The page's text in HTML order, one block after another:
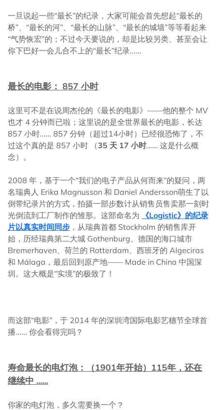
一旦说起一些“最长”的纪录，大家可能会首先想起“最长的
桥”、“最长的河”、“最长的山脉”、“最长的城墙”等等看起来
“气势恢宏”的；不过今天要说的，却是比较另类、甚至会让
你下巴好一会儿合不上的“最长”纪录......
最长的电影： 857 小时
这里可不是在说周杰伦的《最长的电影》——他的整个 MV
也才 4 分钟而已啦；这里说的是全世界最长的电影，长达
857 小时...... 857 分钟（超过14小时）已经很恐怖了，不
过这个真的是 857 小时 （35 天 17 小时...... 这是什么概
念）。
2008 年，基于一个“我们的电子产品从何而来”的疑问，两
名瑞典人 Erika Magnusson 和 Daniel Andersson萌生了以
倒带纪录片的方式，拍摄一部步数计从销售员售卖那一刻时
光倒流到工厂制作的雏形。这部命名为
《Logistic》的纪录
片以真实时间同步 ，从瑞典首都 Stockholm 的销售库开
始，历经瑞典第二大城 Gothenburg、德国的海口城市
Bremerhaven、荷兰的 Rotterdam、西班牙的 Algeciras
和 Málaga，最后回到原产地—— Made in China 中国深
圳。这大概是“实境”的极致了！
而这部“电影”，于 2014 年的深圳湾国际电影艺穗节全球首
播...... 你会看得完吗？
寿命最长的电灯泡：（1901年开始）115年，还在
继续中 ......
你家的电灯泡，多久需要换一个？